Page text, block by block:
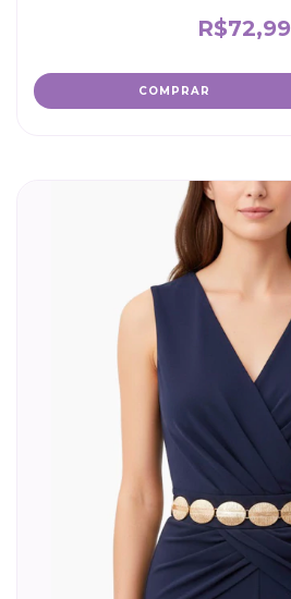
R$72,99
COMPRAR